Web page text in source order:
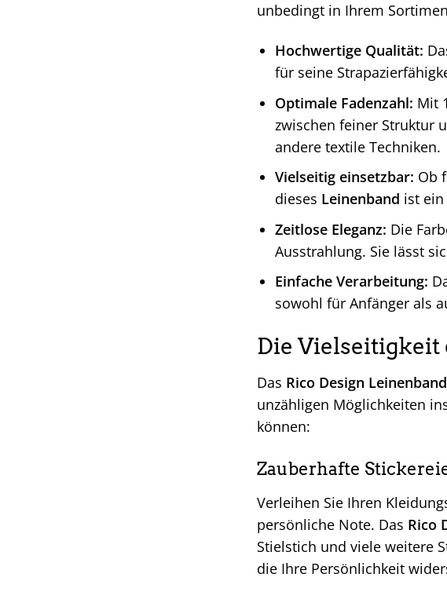
unbedingt in Ihrem
Hochwertige Qualität:
für seine
Optimale Fadenzahl: Mit
zwischen feiner Struktur
andere textile Techniken.
Vielseitig einsetzbar: Ob
dieses Leinenband ist
Zeitlose Eleganz: Die
Ausstrahlung. Sie lässt
Einfache Verarbeitung:
sowohl für Anfänger als
Die Vielseitigkeit
Das Rico Design Leinenband
unzähligen Möglichkeiten
können:
Zauberhafte
Verleihen Sie Ihren
persönliche Note. Das Rico
Stielstich und viele weitere
die Ihre Persönlichkeit